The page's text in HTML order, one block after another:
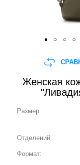
Женская
Размер:
Отделений:
Формат: